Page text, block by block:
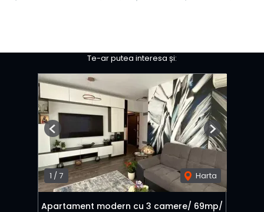
Te-ar putea interesa și:
1 / 7 Harta
Previous Next
Apartament modern cu 3 camere/ 69mp/